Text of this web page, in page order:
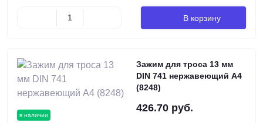
В корзину
в наличии
Зажим для троса 13 мм
DIN 741 нержавеющий А4
(8248)
426.70 руб.